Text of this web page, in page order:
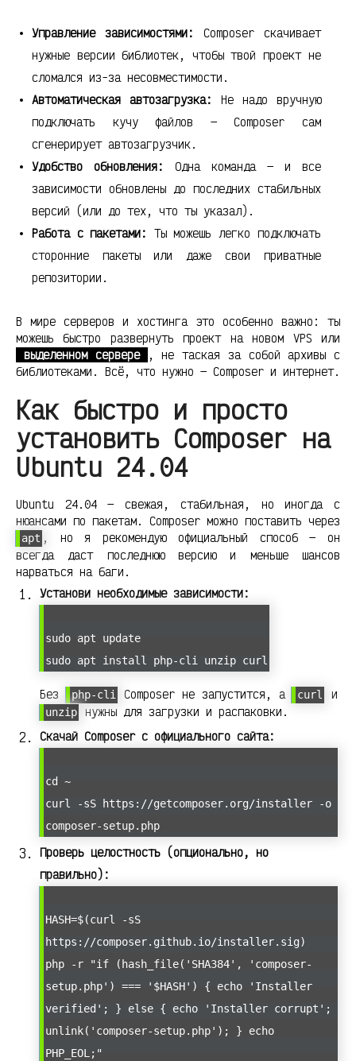
Управление зависимостями: Composer скачивает
нужные версии библиотек, чтобы твой проект не
сломался из-за несовместимости.
Автоматическая автозагрузка: Не надо вручную
подключать кучу файлов — Composer сам
сгенерирует автозагрузчик.
Удобство обновления:
Одна команда — и все
зависимости обновлены до последних стабильных
версий (или до тех, что ты указал).
Работа с пакетами: Ты можешь легко подключать
сторонние пакеты или даже свои приватные
репозитории.
В мире серверов и хостинга это особенно важно: ты
можешь быстро развернуть проект на новом VPS или
выделенном сервере
, не таская за собой архивы с
библиотеками. Всё, что нужно — Composer и интернет.
Как быстро и просто
установить Composer на
Ubuntu 24.04
Ubuntu 24.04 — свежая, стабильная, но иногда с
нюансами по пакетам. Composer можно поставить через
apt , но я рекомендую официальный способ — он
всегда даст последнюю версию и меньше шансов
нарваться на баги.
Установи необходимые зависимости:
sudo apt update
sudo apt install php-cli unzip curl
Без php-cli Composer не запустится, а curl и
unzip
нужны для загрузки и распаковки.
Скачай Composer с официального сайта:
cd ~
curl -sS https://getcomposer.org/installer -o
composer-setup.php
Проверь целостность (опционально, но
правильно):
HASH=$(curl -sS
https://composer.github.io/installer.sig)
php -r "if (hash_file('SHA384', 'composer-
setup.php') === '$HASH') { echo 'Installer
verified'; } else { echo 'Installer corrupt';
unlink('composer-setup.php'); } echo
PHP_EOL;"